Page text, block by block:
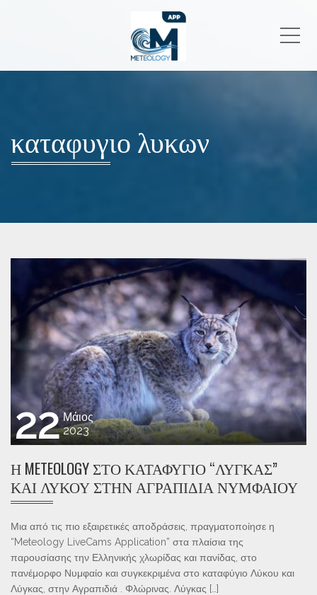
καταφυγιο λυκων
22 Μάιος
2023
Η METEOLOGY ΣΤΟ ΚΑΤΑΦΎΓΙΟ “ΛΎΓΚΑΣ”
ΚΑΙ ΛΎΚΟΥ ΣΤΗΝ ΑΓΡΑΠΙΔΙΆ ΝΥΜΦΑΊΟΥ
Μια από τις πιο εξαιρετικές αποδράσεις, πραγματοποίησε η
“Meteology LiveCams Application” στα πλαίσια της
παρουσίασης την Ελληνικής χλωρίδας και πανίδας, στο
πανέμορφο Νυμφαίο και συγκεκριμένα στο καταφύγιο Λύκου και
Λύγκας, στην Αγραπιδιά . Φλώρινας. Λύγκας […]